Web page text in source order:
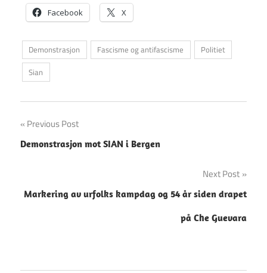
Facebook X
Demonstrasjon Fascisme og antifascisme
Politiet
Sian
Innleggsnavigasjon
Previous Post
Demonstrasjon mot SIAN i Bergen
Next Post
Markering av urfolks kampdag og 54 år siden drapet
på Che Guevara